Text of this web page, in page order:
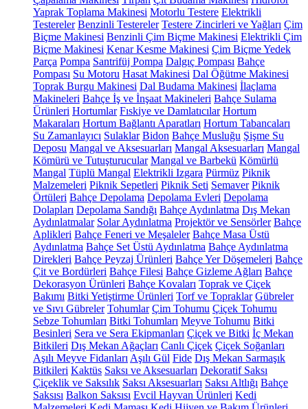
Yaprak Toplama Makinesi Motorlu Testere Elektrikli
Testereler Benzinli Testereler Testere Zincirleri ve Yağları Çim
Biçme Makinesi Benzinli Çim Biçme Makinesi Elektrikli Çim
Biçme Makinesi Kenar Kesme Makinesi Çim Biçme Yedek
Parça Pompa Santrifüj Pompa Dalgıç Pompası Bahçe
Pompası Su Motoru Hasat Makinesi Dal Öğütme Makinesi
Toprak Burgu Makinesi Dal Budama Makinesi İlaçlama
Makineleri Bahçe İş ve İnşaat Makineleri Bahçe Sulama
Ürünleri Hortumlar Fıskiye ve Damlatıcılar Hortum
Makaraları Hortum Bağlantı Aparatları Hortum Tabancaları
Su Zamanlayıcı Sulaklar Bidon Bahçe Musluğu Şişme Su
Deposu Mangal ve Aksesuarları Mangal Aksesuarları Mangal
Kömürü ve Tutuşturucular Mangal ve Barbekü Kömürlü
Mangal Tüplü Mangal Elektrikli Izgara Pürmüz Piknik
Malzemeleri Piknik Sepetleri Piknik Seti Semaver Piknik
Örtüleri Bahçe Depolama Depolama Evleri Depolama
Dolapları Depolama Sandığı Bahçe Aydınlatma Dış Mekan
Aydınlatmalar Solar Aydınlatma Projektör ve Sensörler Bahçe
Aplikleri Bahçe Feneri ve Meşaleler Bahçe Masa Üstü
Aydınlatma Bahçe Set Üstü Aydınlatma Bahçe Aydınlatma
Direkleri Bahçe Peyzaj Ürünleri Bahçe Yer Döşemeleri Bahçe
Çit ve Bordürleri Bahçe Filesi Bahçe Gizleme Ağları Bahçe
Dekorasyon Ürünleri Bahçe Kovaları Toprak ve Çiçek
Bakımı Bitki Yetiştirme Ürünleri Torf ve Topraklar Gübreler
ve Sıvı Gübreler Tohumlar Çim Tohumu Çiçek Tohumu
Sebze Tohumları Bitki Tohumları Meyve Tohumu Bitki
Besinleri Sera ve Sera Ekipmanları Çiçek ve Bitki İç Mekan
Bitkileri Dış Mekan Ağaçları Canlı Çiçek Çiçek Soğanları
Aşılı Meyve Fidanları Aşılı Gül Fide Dış Mekan Sarmaşık
Bitkileri Kaktüs Saksı ve Aksesuarları Dekoratif Saksı
Çiçeklik ve Saksılık Saksı Aksesuarları Saksı Altlığı Bahçe
Saksısı Balkon Saksısı Evcil Hayvan Ürünleri Kedi